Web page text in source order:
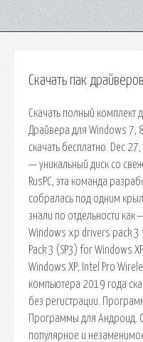
Скачать пак
Cкачать полный
Драйвера для Windows 7,
скачать бесплатно. Dec
— уникальный диск со
RusPC, эта команда
собралась под одним
знали по отдельности как
Windows xp drivers pack 3
Pack 3 (SP3) for Windows
Windows XP; Intel Pro
компьютера 2019 года
без регистрации.
Программы для Андроид.
популярное и